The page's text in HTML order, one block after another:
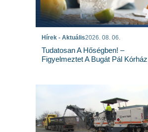
Hírek - Aktuális2026. 08. 06.
Tudatosan A Hőségben! –
Figyelmeztet A Bugát Pál Kórház